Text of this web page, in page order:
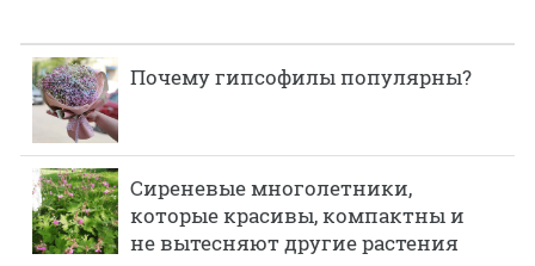
Почему гипсофилы популярны?
Сиреневые многолетники,
которые красивы, компактны и
не вытесняют другие растения